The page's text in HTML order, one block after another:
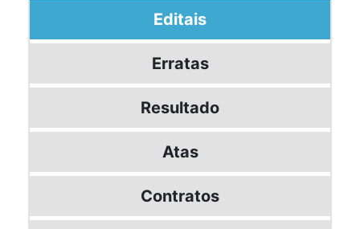
Editais
Erratas
Resultado
Atas
Contratos